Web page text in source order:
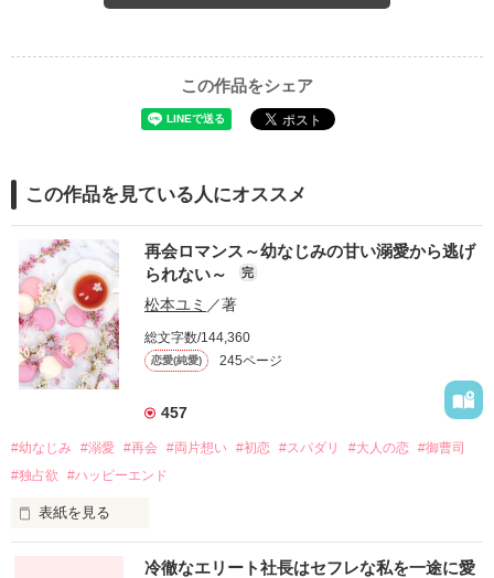
この作品をシェア
この作品を見ている人にオススメ
再会ロマンス～幼なじみの甘い溺愛から逃げ
られない～
完
松本ユミ ／著
総文字数/144,360
恋愛(純愛) 245ページ
457
#幼なじみ #溺愛 #再会 #両片想い #初恋 #スパダリ #大人の恋 #御曹司
#独占欲
#ハッピーエンド
表紙を見る
冷徹なエリート社長はセフレな私を一途に愛